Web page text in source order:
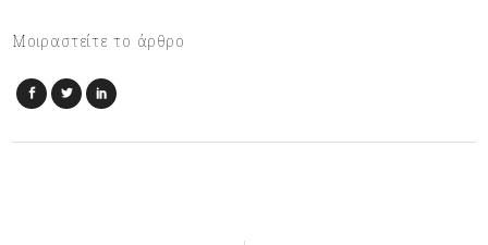
Μοιραστείτε το άρθρο